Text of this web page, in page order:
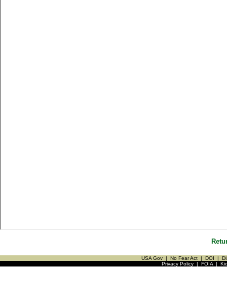
USA Gov | No Fear Act | DOI |
Privacy Policy| FOIA|